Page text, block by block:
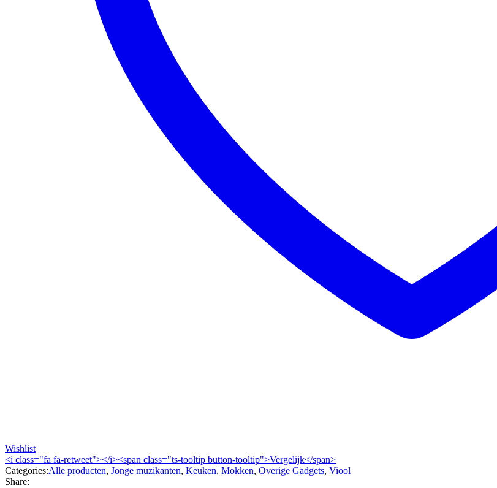
Wishlist
<i class="fa fa-retweet"></i><span class="ts-tooltip button-tooltip">Vergelijk</span>
Categories:Alle producten, Jonge muzikanten, Keuken, Mokken, Overige Gadgets, Viool
Share: